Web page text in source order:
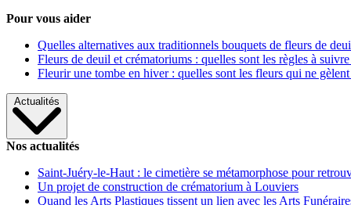
Pour vous aider
Quelles alternatives aux traditionnels bouquets de fleurs de
Fleurs de deuil et crématoriums : quelles sont les règles à
Fleurir une tombe en hiver : quelles sont les fleurs qui ne gèlent
Actualités
Nos actualités
Saint-Juéry-le-Haut : le cimetière se métamorphose pour
Un projet de construction de crématorium à Louviers
Quand les Arts Plastiques tissent un lien avec les Arts